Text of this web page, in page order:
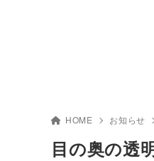
HOME お知らせ
目の奥の透